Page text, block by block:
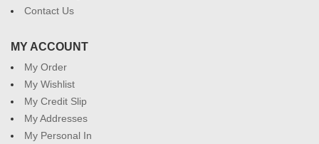
Contact Us
MY ACCOUNT
My Order
My Wishlist
My Credit Slip
My Addresses
My Personal In